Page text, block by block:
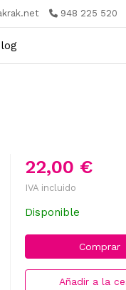
948 225 520
22,00 €
IVA incluido
Disponible
Comprar
Añadir a la